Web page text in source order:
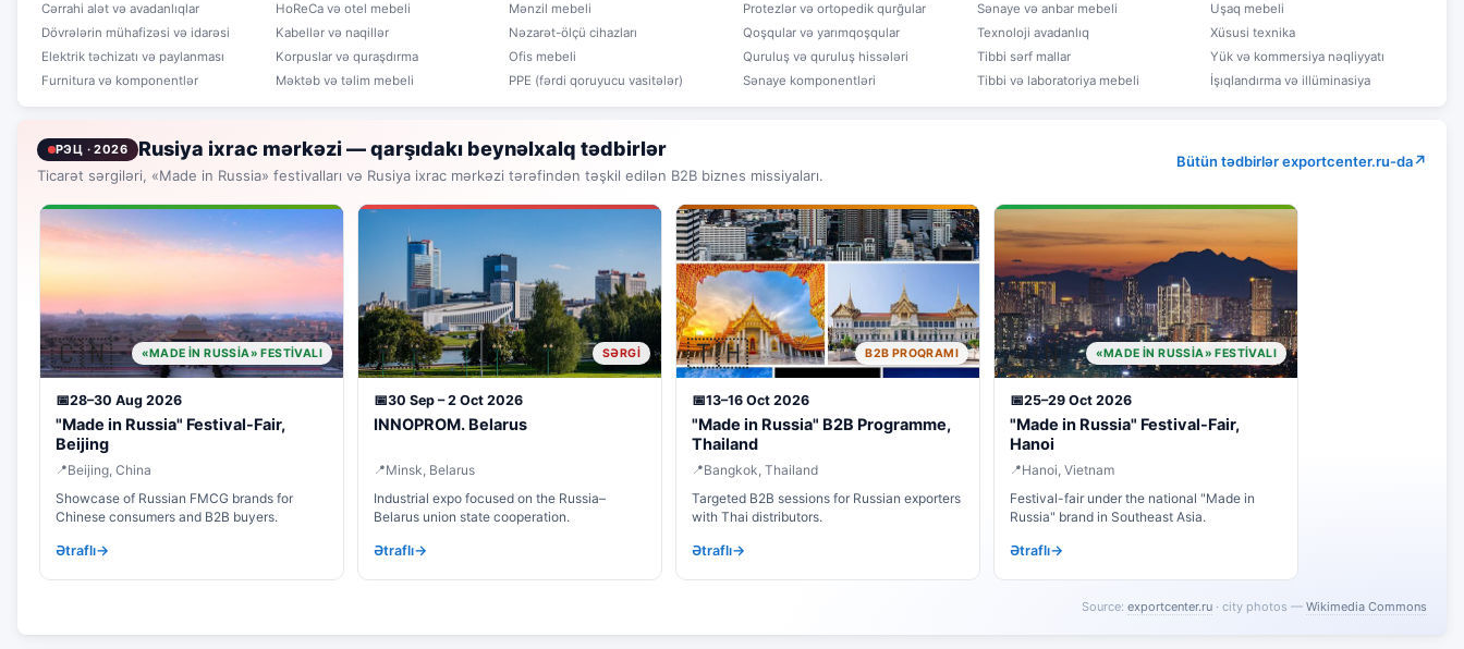
Cərrahi alət və avadanlıqlar
Dövrələrin mühafizəsi və idarəsi
Elektrik təchizatı və paylanması
Furnitura və komponentlər
HoReCa və otel mebeli
Kabellər və naqillər
Korpuslar və quraşdırma
Məktəb və təlim mebeli
Mənzil mebeli
Nəzarət-ölçü cihazları
Ofis mebeli
PPE (fərdi qoruyucu vasitələr)
Protezlər və ortopedik qurğular
Qoşqular və yarımqoşqular
Quruluş və quruluş hissələri
Sənaye komponentləri
Sənaye və anbar mebeli
Texnoloji avadanlıq
Tibbi sərf mallar
Tibbi və laboratoriya mebeli
Uşaq mebeli
Xüsusi texnika
Yük və kommersiya nəqliyyatı
İşıqlandırma və illüminasiya
РЭЦ · 2026 Rusiya ixrac mərkəzi — qarşıdakı beynəlxalq tədbirlər
Ticarət sərgiləri, «Made in Russia» festivalları və Rusiya ixrac mərkəzi tərəfindən təşkil edilən B2B biznes missiyaları.
Bütün tədbirlər exportcenter.ru-da
🇨🇳 «MADE IN RUSSIA» FESTIVALI
28–30 Aug 2026
"Made in Russia" Festival-Fair,
Beijing
Beijing, China
Showcase of Russian FMCG brands for
Chinese consumers and B2B buyers.
Ətraflı
🇧🇾 SƏRGI
30 Sep – 2 Oct 2026
INNOPROM. Belarus
Minsk, Belarus
Industrial expo focused on the Russia–
Belarus union state cooperation.
Ətraflı
🇹🇭 B2B PROQRAMI
13–16 Oct 2026
"Made in Russia" B2B Programme,
Thailand
Bangkok, Thailand
Targeted B2B sessions for Russian exporters
with Thai distributors.
Ətraflı
🇻🇳 «MADE IN RUSSIA» FESTIVALI
25–29 Oct 2026
"Made in Russia" Festival-Fair,
Hanoi
Hanoi, Vietnam
Festival-fair under the national "Made in
Russia" brand in Southeast Asia.
Ətraflı
Source: exportcenter.ru · city photos — Wikimedia Commons